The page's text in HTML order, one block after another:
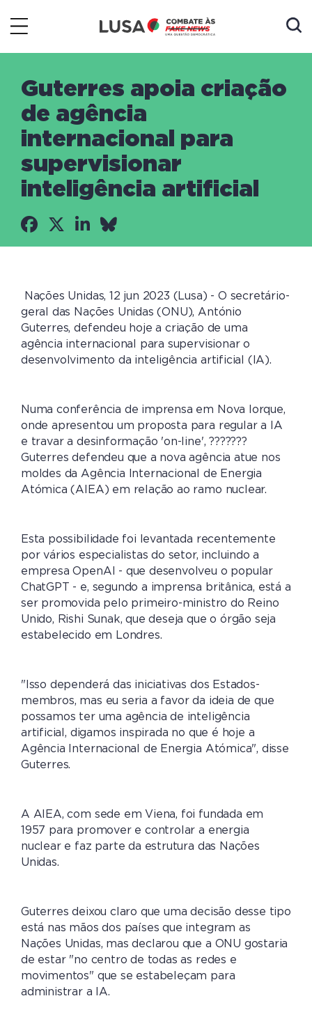
Guterres apoia criação
de agência
internacional para
supervisionar
inteligência artificial
Nações Unidas, 12 jun 2023 (Lusa) - O secretário-
geral das Nações Unidas (ONU), António
Guterres, defendeu hoje a criação de uma
agência internacional para supervisionar o
desenvolvimento da inteligência artificial (IA).
Numa conferência de imprensa em Nova Iorque,
onde apresentou um proposta para regular a IA
e travar a desinformação 'on-line', ???????
Guterres defendeu que a nova agência atue nos
moldes da Agência Internacional de Energia
Atómica (AIEA) em relação ao ramo nuclear.
Esta possibilidade foi levantada recentemente
por vários especialistas do setor, incluindo a
empresa OpenAI - que desenvolveu o popular
ChatGPT - e, segundo a imprensa britânica, está a
ser promovida pelo primeiro-ministro do Reino
Unido, Rishi Sunak, que deseja que o órgão seja
estabelecido em Londres.
"Isso dependerá das iniciativas dos Estados-
membros, mas eu seria a favor da ideia de que
possamos ter uma agência de inteligência
artificial, digamos inspirada no que é hoje a
Agência Internacional de Energia Atómica", disse
Guterres.
A AIEA, com sede em Viena, foi fundada em
1957 para promover e controlar a energia
nuclear e faz parte da estrutura das Nações
Unidas.
Guterres deixou claro que uma decisão desse tipo
está nas mãos dos países que integram as
Nações Unidas, mas declarou que a ONU gostaria
de estar "no centro de todas as redes e
movimentos" que se estabeleçam para
administrar a IA.